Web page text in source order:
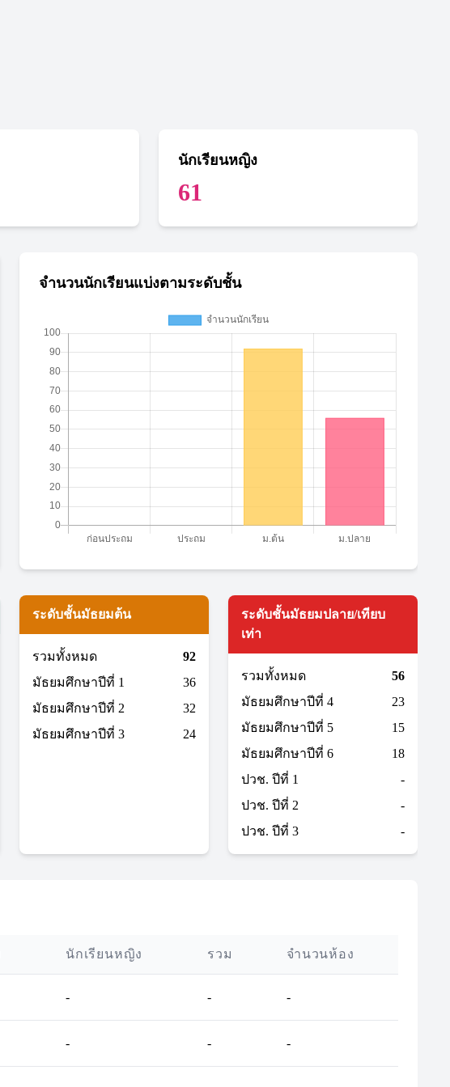
นักเรียนหญิง
61
จำนวนนักเรียนแบ่งตามระดับชั้น
ระดับชั้นมัธยมต้น
รวมทั้งหมด
92
มัธยมศึกษาปีที่ 1
36
มัธยมศึกษาปีที่ 2
32
มัธยมศึกษาปีที่ 3
24
ระดับชั้นมัธยมปลาย/เทียบ
เท่า
รวมทั้งหมด
56
มัธยมศึกษาปีที่ 4
23
มัธยมศึกษาปีที่ 5
15
มัธยมศึกษาปีที่ 6
18
ปวช. ปีที่ 1
-
ปวช. ปีที่ 2
-
ปวช. ปีที่ 3
-
นักเรียนหญิง รวม จำนวนห้อง
- - -
- - -